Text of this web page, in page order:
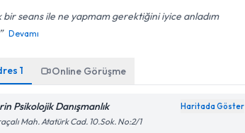
bir seans ile ne yapmam gerektiğini iyice anladım
Devamı
1 Online Görüşme
Psikolojik Danışmanlık Haritada Göster
Mah. Atatürk Cad. 10.Sok. No:2/1